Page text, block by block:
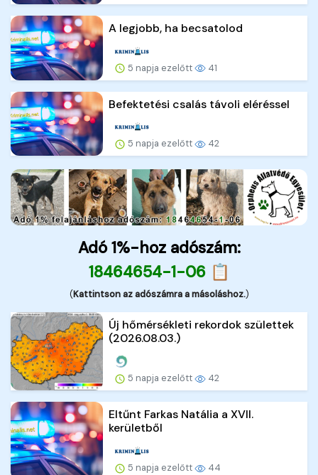
A legjobb, ha becsatolod
5 napja ezelőtt 41
Befektetési csalás távoli eléréssel
5 napja ezelőtt 42
Adó 1%-hoz adószám:
18464654-1-06 📋
(Kattintson az adószámra a másoláshoz.)
Új hőmérsékleti rekordok születtek
(2026.08.03.)
5 napja ezelőtt 42
Eltűnt Farkas Natália a XVII.
kerületből
5 napja ezelőtt 44